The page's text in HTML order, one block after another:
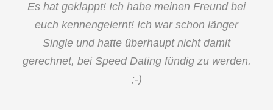
Es hat geklappt! Ich habe meinen Freund bei
euch kennengelernt! Ich war schon länger
Single und hatte überhaupt nicht damit
gerechnet, bei Speed Dating fündig zu werden.
;-)